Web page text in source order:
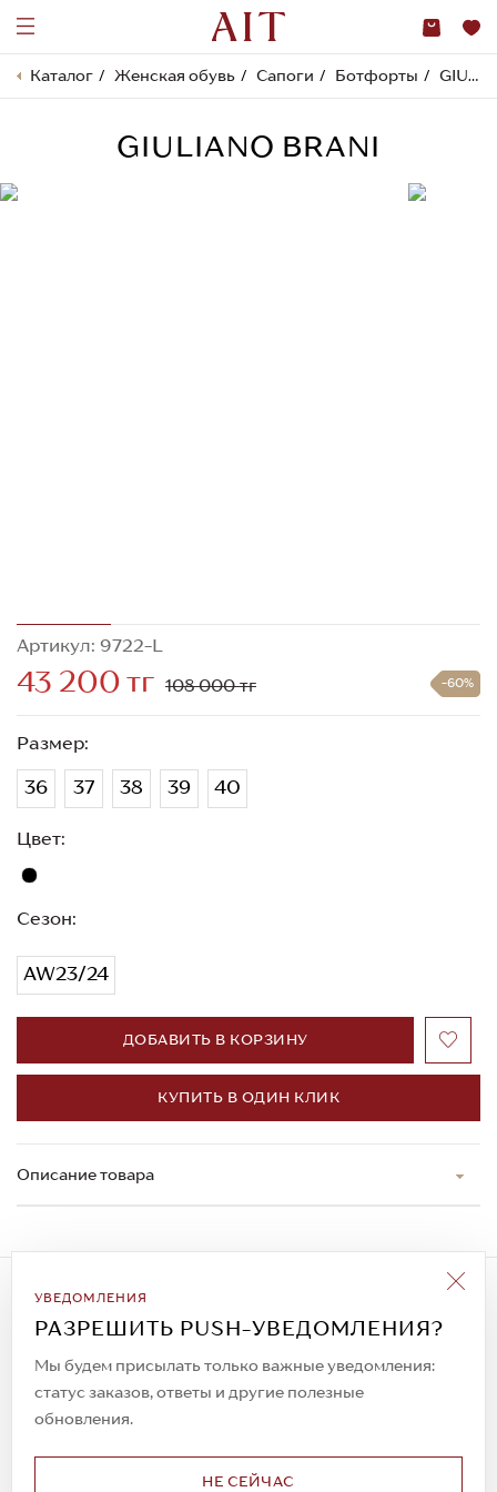
Каталог Женская обувь Сапоги Ботфорты GIULIANO BRANI
GIULIANO BRANI
Артикул: 9722-L
43 200 тг 108 000 тг -60%
Размер:
36 37 38 39 40
Цвет:
Сезон:
AW23/24
ДОБАВИТЬ В КОРЗИНУ
КУПИТЬ В ОДИН КЛИК
Описание товара
УВЕДОМЛЕНИЯ
РАЗРЕШИТЬ PUSH-УВЕДОМЛЕНИЯ?
Мы будем присылать только важные уведомления:
статус заказов, ответы и другие полезные
обновления.
НЕ СЕЙЧАС
Подписаться на рассылку
Всегда будьте в курсе новых акций и
спецпредложений!
© 2023. AIT Shoes
Все права защищены